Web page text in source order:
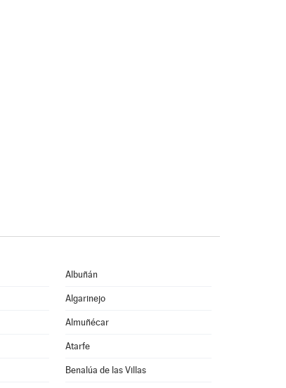
Albuñán
Algarinejo
Almuñécar
Atarfe
Benalúa de las Villas